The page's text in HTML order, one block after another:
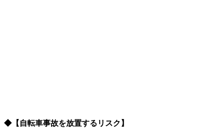
◆ 【自転車事故を放置するリスク】